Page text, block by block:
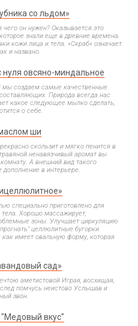
со льдом»
чего он нужен? Оказывается это
знали еще в древние времена.
кожи лица и тела. «Скраб» означает
и названо.
нуля овсяно-миндальное
мы создаем самые качественные
Природа всегда нас
какое следующее мылко сделать,
о себе.
ши
скользит и мягко пенится в
ненавязчивый аромат вы
А внешний вид такого
в интерьере.
специально приготовлено для
Хорошо массажирует,
зоны. Улучшает циркуляцию
целлюлитные бугорки.
как имеет овальную форму, которая
сад»
аметистовой Играя, восхищая,
помчусь неистово Услышав и
звон.
вкус"